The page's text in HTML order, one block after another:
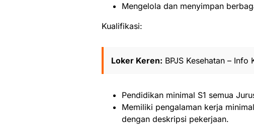
Mengelola dan menyimpan
Kualifikasi:
Loker Keren: BPJS Kesehatan – Info
Pendidikan minimal S1 semua
Memiliki pengalaman kerja
dengan deskripsi pekerjaan.